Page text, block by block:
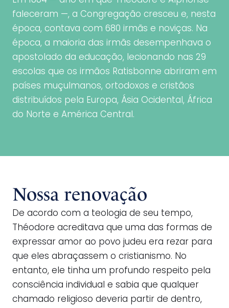
faleceram —, a Congregação cresceu e, nesta
época, contava com 680 irmãs e noviças. Na
época, a maioria das irmãs desempenhava o
apostolado da educação, lecionando nas 29
escolas que os irmãos Ratisbonne abriram em
países muçulmanos, ortodoxos e cristãos
distribuídos pela Europa, Ásia Ocidental, África
do Norte e América Central.
Nossa renovação
De acordo com a teologia de seu tempo,
Théodore acreditava que uma das formas de
expressar amor ao povo judeu era rezar para
que eles abraçassem o cristianismo. No
entanto, ele tinha um profundo respeito pela
consciência individual e sabia que qualquer
chamado religioso deveria partir de dentro,